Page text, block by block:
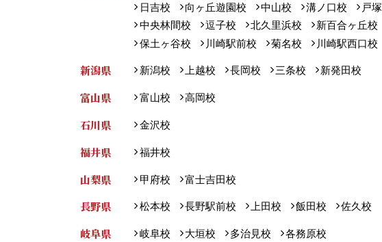
日吉校
向ヶ丘遊園校 中山校 溝ノ口校 戸
中央林間校
逗子校 北久里浜校 新百合ヶ丘校
保土ヶ谷校
川崎駅前校 菊名校 川崎駅西口校
新潟県 新潟校 上越校 長岡校 三条校 新発田校
富山県 富山校 高岡校
石川県 金沢校
福井県 福井校
山梨県 甲府校 富士吉田校
長野県 松本校 長野駅前校 上田校 飯田校 佐久校
岐阜県 岐阜校 大垣校 多治見校 各務原校